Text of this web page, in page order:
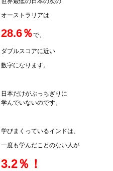
オーストラリアは
28.6％で、
ダブルスコアに近い
数字になります。
日本だけがぶっちぎりに
学んでいないのです。
学びまくっているインドは、
一度も学んだことのない人が
3.2％！